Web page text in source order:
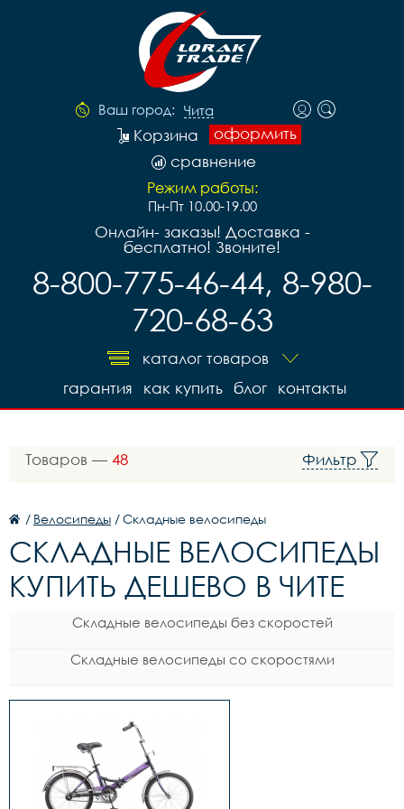
Ваш город: Чита
оформить
Корзина
сравнение
Режим работы:
Пн-Пт 10.00-19.00
Онлайн- заказы! Доставка -
бесплатно! Звоните!
8-800-775-46-44, 8-980-
720-68-63
каталог товаров
контакты
блог
как купить
гарантия
Товаров — 48 Фильтр
/ Велосипеды /Складные велосипеды
СКЛАДНЫЕ ВЕЛОСИПЕДЫ
КУПИТЬ ДЕШЕВО В ЧИТЕ
Складные велосипеды без скоростей
Складные велосипеды со скоростями